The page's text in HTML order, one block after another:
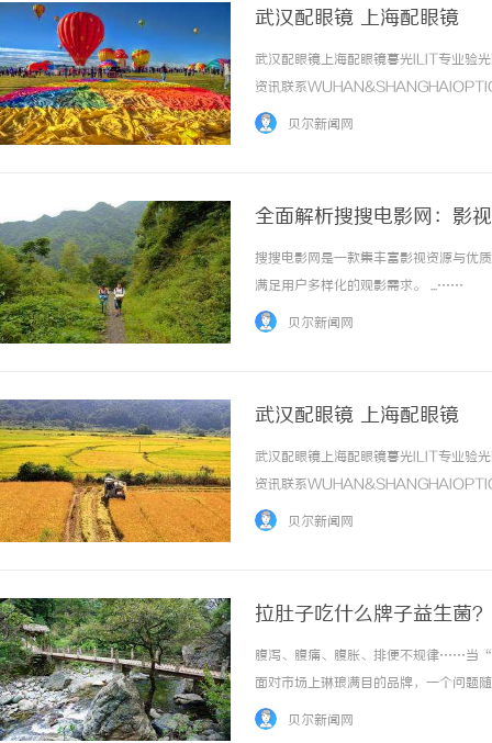
武汉配眼镜 上海配眼镜
武汉配眼镜上海配眼镜暮光ILIT专业验
资讯联系
品牌，现于武汉与上海设有4家门店。
贝尔新闻网
全面解析搜搜电影网：影
搜搜电影网是一款集丰富影视资源与优
满足用户多样化的观影需求。 ...……
贝尔新闻网
武汉配眼镜 上海配眼镜
武汉配眼镜上海配眼镜暮光ILIT专业验
资讯联系
品牌，现于武汉与上海设有4家门店。
贝尔新闻网
拉肚子吃什么牌子益生
选择逻辑
腹泻、腹痛、腹胀、排便不规律……当“
面对市场上琳琅满目的品牌，一个问题
学依据的产品的迫切需求。回答这个问
贝尔新闻网